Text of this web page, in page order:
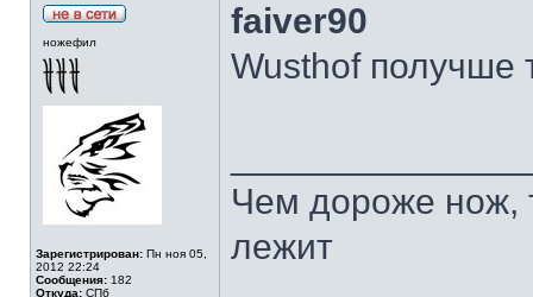
ножефил
Зарегистрирован: Пн ноя 05,
2012 22:24
Сообщения: 182
Откуда: СПб
faiver90
Wusthof получше
Чем дороже нож,
лежит